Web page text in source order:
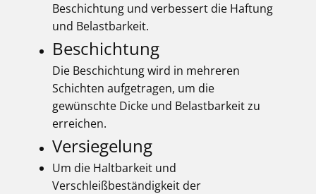
Beschichtung und verbessert die Haftung
und Belastbarkeit.
Beschichtung
Die Beschichtung wird in mehreren
Schichten aufgetragen, um die
gewünschte Dicke und Belastbarkeit zu
erreichen.
Versiegelung
Um die Haltbarkeit und
Verschleißbeständigkeit der